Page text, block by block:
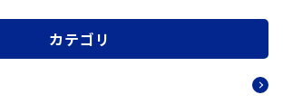
カテゴリ